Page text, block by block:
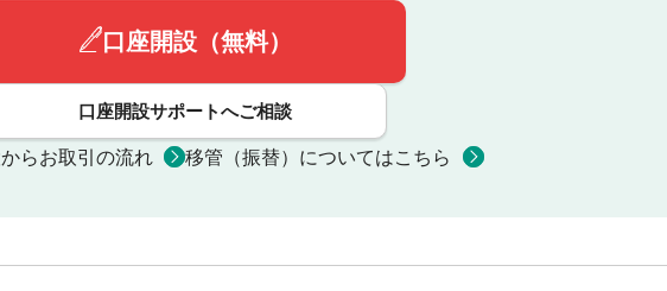
口座開設（無料）
口座開設サポートへご相談
らお取引の流れ 移管（振替）についてはこちら